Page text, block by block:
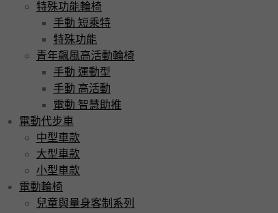
特殊功能輪椅
手動 短乘特
特殊功能
青年飆風高活動輪椅
手動 運動型
手動 高活動
電動 智慧助推
電動代步車
中型車款
大型車款
小型車款
電動輪椅
兒童與量身客制系列